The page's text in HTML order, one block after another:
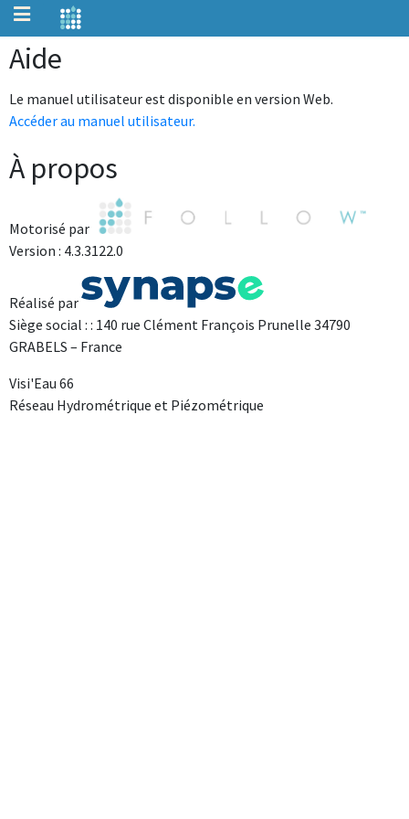
Aide
Le manuel utilisateur est disponible en version Web.
Accéder au manuel utilisateur.
À propos
Motorisé par
Version : 4.3.3122.0
Réalisé par
Siège social : : 140 rue Clément François Prunelle 34790
GRABELS – France
Visi'Eau 66
Réseau Hydrométrique et Piézométrique